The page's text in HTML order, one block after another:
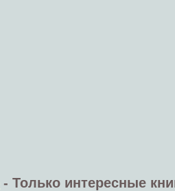
- Только интересные